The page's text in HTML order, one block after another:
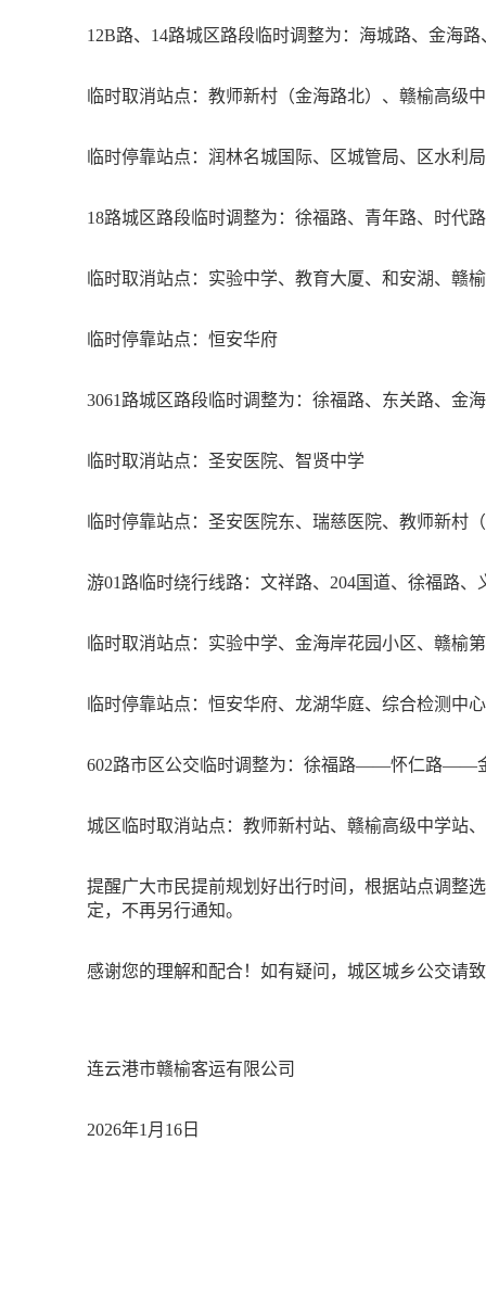
12B路、14路城区路段临时调整为：海城路、金海
临时取消站点：教师新村（金海路北）、赣榆高级
临时停靠站点：润林名城国际、区城管局、区水利
18路城区路段临时调整为：徐福路、青年路、时代
临时取消站点：实验中学、教育大厦、和安湖、赣
临时停靠站点：恒安华府
3061路城区路段临时调整为：徐福路、东关路、金
临时取消站点：圣安医院、智贤中学
临时停靠站点：圣安医院东、瑞慈医院、教师新村
游01路临时绕行线路：文祥路、204国道、徐福路
临时取消站点：实验中学、金海岸花园小区、赣榆
临时停靠站点：恒安华府、龙湖华庭、综合检测中
602路市区公交临时调整为：徐福路——怀仁路
城区临时取消站点：教师新村站、赣榆高级中学站
提醒广大市民提前规划好出行时间，根据站点调整
定，不再另行通知。
感谢您的理解和配合！如有疑问，城区城乡公交请致
连云港市赣榆客运有限公司
2026年1月16日